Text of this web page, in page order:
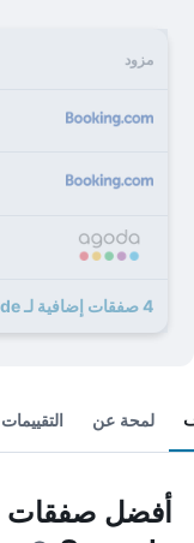
مزود
4 صفقات إضافية لـ Hotel Panorama Sarande
لمحة عن التقييمات